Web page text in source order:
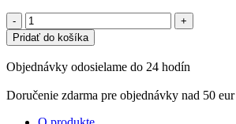
Počet
Pridať do košíka
Objednávky odosielame do 24 hodín
Doručenie zdarma pre objednávky nad 50 eur